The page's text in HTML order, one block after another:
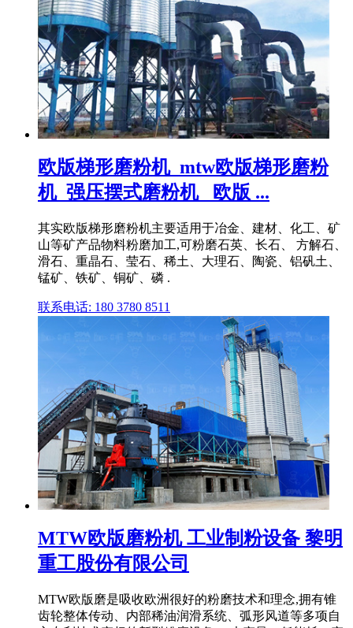
欧版梯形磨粉机_mtw欧版梯形磨粉
机_强压摆式磨粉机 _欧版 ...
其实欧版梯形磨粉机主要适用于冶金、建材、化工、矿
山等矿产品物料粉磨加工,可粉磨石英、长石、 方解石、
滑石、重晶石、莹石、稀土、大理石、陶瓷、铝矾土、
锰矿、铁矿、铜矿、磷 .
联系电话: 180 3780 8511
MTW欧版磨粉机 工业制粉设备 黎明
重工股份有限公司
MTW欧版磨是吸收欧洲很好的粉磨技术和理念,拥有锥
齿轮整体传动、内部稀油润滑系统、弧形风道等多项自